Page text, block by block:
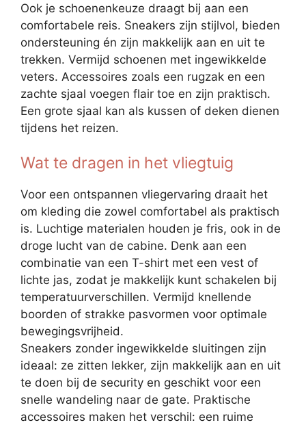
Ook je schoenenkeuze draagt bij aan een
comfortabele reis. Sneakers zijn stijlvol, bieden
ondersteuning én zijn makkelijk aan en uit te
trekken. Vermijd schoenen met ingewikkelde
veters. Accessoires zoals een rugzak en een
zachte sjaal voegen flair toe en zijn praktisch.
Een grote sjaal kan als kussen of deken dienen
tijdens het reizen.
Wat te dragen in het vliegtuig
Voor een ontspannen vliegervaring draait het
om kleding die zowel comfortabel als praktisch
is. Luchtige materialen houden je fris, ook in de
droge lucht van de cabine. Denk aan een
combinatie van een T-shirt met een vest of
lichte jas, zodat je makkelijk kunt schakelen bij
temperatuurverschillen. Vermijd knellende
boorden of strakke pasvormen voor optimale
bewegingsvrijheid.
Sneakers zonder ingewikkelde sluitingen zijn
ideaal: ze zitten lekker, zijn makkelijk aan en uit
te doen bij de security en geschikt voor een
snelle wandeling naar de gate. Praktische
accessoires maken het verschil: een ruime